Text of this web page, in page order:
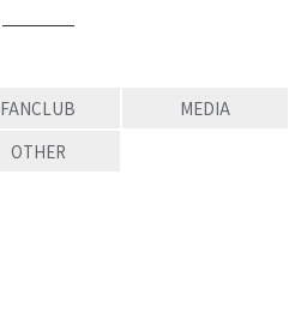
FANCLUB
MEDIA
OTHER